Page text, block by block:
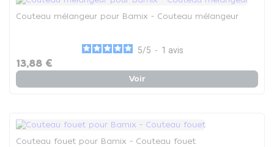
Couteau mélangeur pour Bamix - Couteau mélangeur
5/5 - 1 avis
13,88 €
Voir
Couteau fouet pour Bamix - Couteau fouet